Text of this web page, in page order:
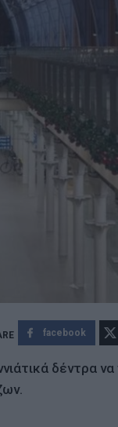
facebook
δέντρα να